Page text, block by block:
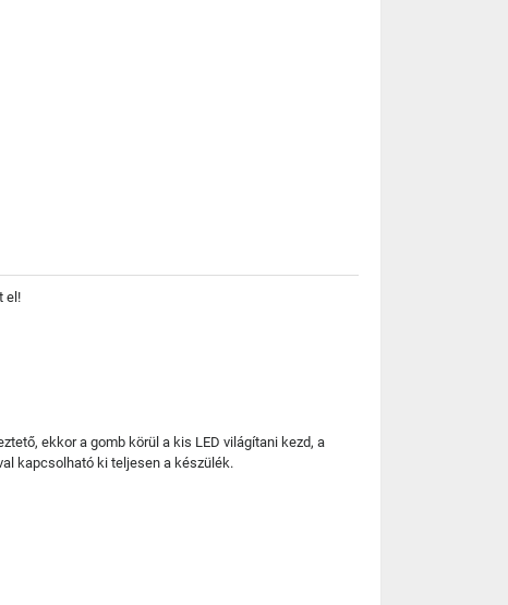
el!
ekkor a gomb körül a kis LED világítani kezd, a
kapcsolható ki teljesen a készülék.